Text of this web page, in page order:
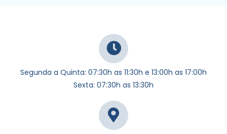
Segunda a Quinta: 07:30h as 11:30h e 13:00h as 17:00h
Sexta: 07:30h as 13:30h